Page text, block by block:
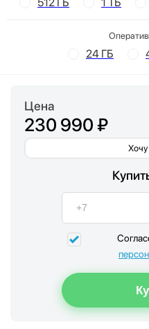
24 ГБ
Цена
230 990 ₽